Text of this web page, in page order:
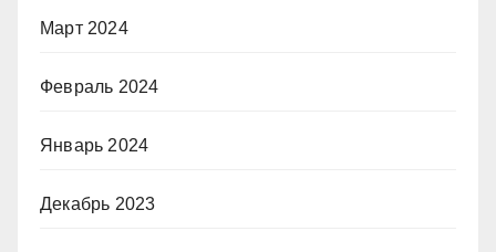
Март 2024
Февраль 2024
Январь 2024
Декабрь 2023